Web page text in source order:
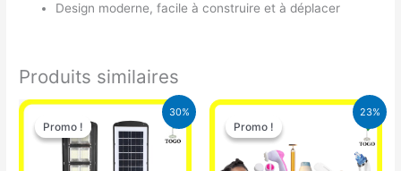
Design moderne, facile à construire et à déplacer
Produits similaires
30%
Promo !
Promo !
Le
prix
initial
était :
50.000 CFA.
Le
prix
actuel
est :
35.000 CFA.
23%
Promo !
Promo !
Le
prix
initial
était :
65.000 CFA.
Le
prix
actuel
est :
49.900